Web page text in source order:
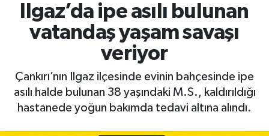
Ilgaz’da ipe asılı bulunan
vatandaş yaşam savaşı
veriyor
Çankırı’nın Ilgaz ilçesinde evinin bahçesinde ipe
asılı halde bulunan 38 yaşındaki M.S., kaldırıldığı
hastanede yoğun bakımda tedavi altına alındı.
EKONOMİ
SPOR
EĞİTİM
Trafik Durumu
Süper Lig Puan Durumu ve Fikstür
Tüm Manşetler
Son Dakika Haberleri